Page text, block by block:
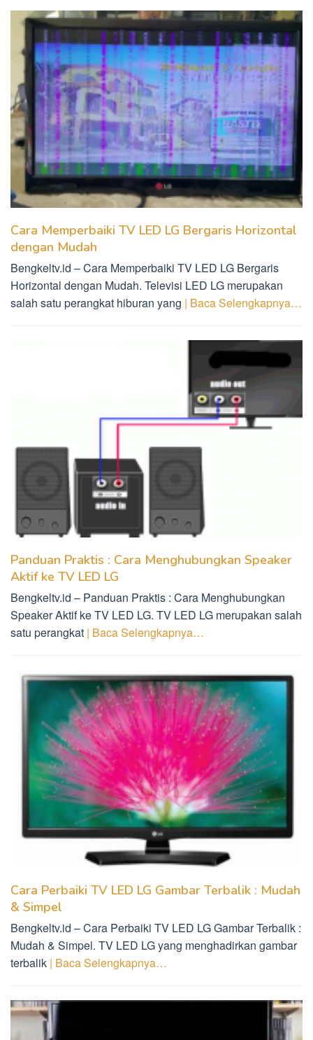
Cara Memperbaiki TV LED LG Bergaris Horizontal
dengan Mudah
Bengkeltv.id – Cara Memperbaiki TV LED LG Bergaris
Horizontal dengan Mudah. Televisi LED LG merupakan
salah satu perangkat hiburan yang | Baca Selengkapnya…
Panduan Praktis : Cara Menghubungkan Speaker
Aktif ke TV LED LG
Bengkeltv.id – Panduan Praktis : Cara Menghubungkan
Speaker Aktif ke TV LED LG. TV LED LG merupakan salah
satu perangkat | Baca Selengkapnya…
Cara Perbaiki TV LED LG Gambar Terbalik : Mudah
& Simpel
Bengkeltv.id – Cara Perbaiki TV LED LG Gambar Terbalik :
Mudah & Simpel. TV LED LG yang menghadirkan gambar
terbalik | Baca Selengkapnya…